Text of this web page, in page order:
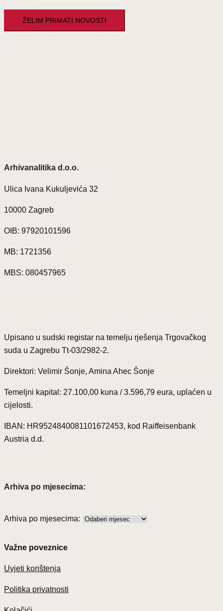
Arhivanalitika d.o.o.
Ulica Ivana Kukuljevića 32
10000 Zagreb
OIB: 97920101596
MB: 1721356
MBS: 080457965
Upisano u sudski registar na temelju rješenja Trgovačkog
suda u Zagrebu Tt-03/2982-2.
Direktori: Velimir Šonje, Amina Ahec Šonje
Temeljni kapital: 27.100,00 kuna / 3.596,79 eura, uplaćen u
cijelosti.
IBAN: HR9524840081101672453, kod Raiffeisenbank
Austria d.d.
Arhiva po mjesecima:
Arhiva po mjesecima:
Važne poveznice
Uvjeti korištenja
Politika privatnosti